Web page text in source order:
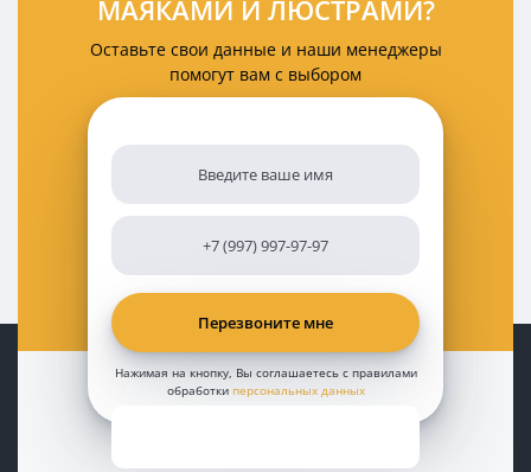
МАЯКАМИ И ЛЮСТРАМИ?
Оставьте свои данные и наши менеджеры
помогут вам с выбором
Нажимая на кнопку, Вы соглашаетесь с правилами
обработки персональных данных